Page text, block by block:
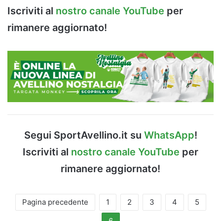
Iscriviti al nostro canale YouTube per
rimanere aggiornato!
Segui SportAvellino.it su WhatsApp!
Iscriviti al nostro canale YouTube per
rimanere aggiornato!
Pagina precedente 1 2 3 4
5